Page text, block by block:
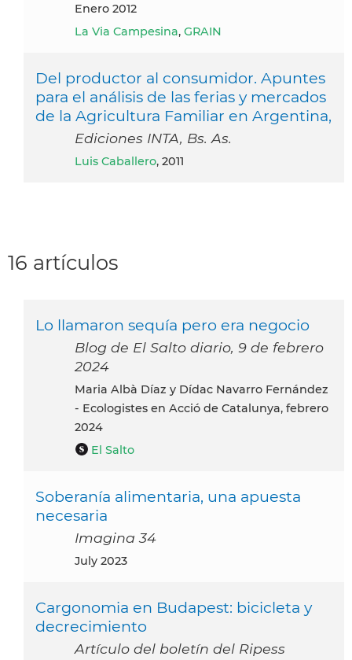
enero 2012
La Via Campesina, GRAIN
Del productor al consumidor. Apuntes
para el análisis de las ferias y mercados
de la Agricultura Familiar en Argentina,
Ediciones INTA, Bs. As.
Luis Caballero, 2011
16 artículos
Lo llamaron sequía pero era negocio
Blog de El Salto diario, 9 de febrero
2024
Maria Albà Díaz y Dídac Navarro Fernández
- Ecologistes en Acció de Catalunya, febrero
2024
El Salto
Soberanía alimentaria, una apuesta
necesaria
Imagina 34
July 2023
Cargonomia en Budapest: bicicleta y
decrecimiento
Artículo del boletín del Ripess